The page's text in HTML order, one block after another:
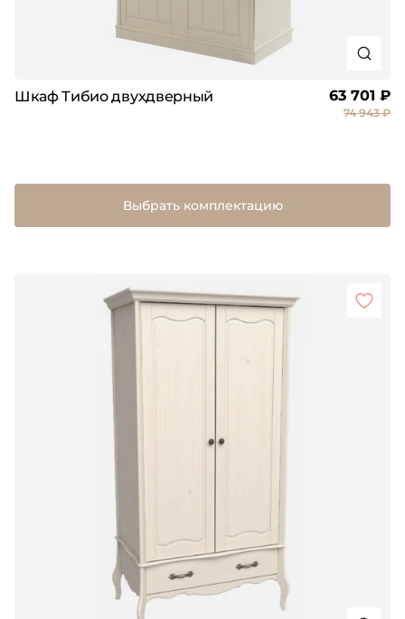
Шкаф Тибио двухдверный 63 701 ₽
74 943 ₽
Выбрать комплектацию